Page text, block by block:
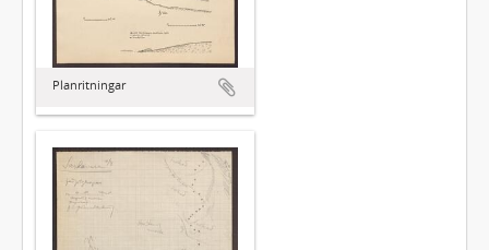
Planritningar